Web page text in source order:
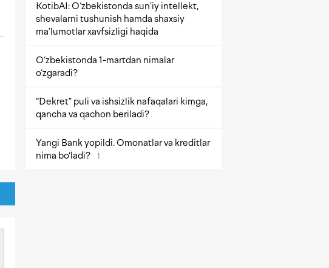
KotibAI: O‘zbekistonda sun’iy intellekt,
shevalarni tushunish hamda shaxsiy
ma’lumotlar xavfsizligi haqida
O‘zbekistonda 1-martdan nimalar
o‘zgaradi?
“Dekret” puli va ishsizlik nafaqalari kimga,
qancha va qachon beriladi?
Yangi Bank yopildi. Omonatlar va kreditlar
nima bo‘ladi?
1